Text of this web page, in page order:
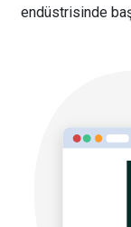
endüstrisinde